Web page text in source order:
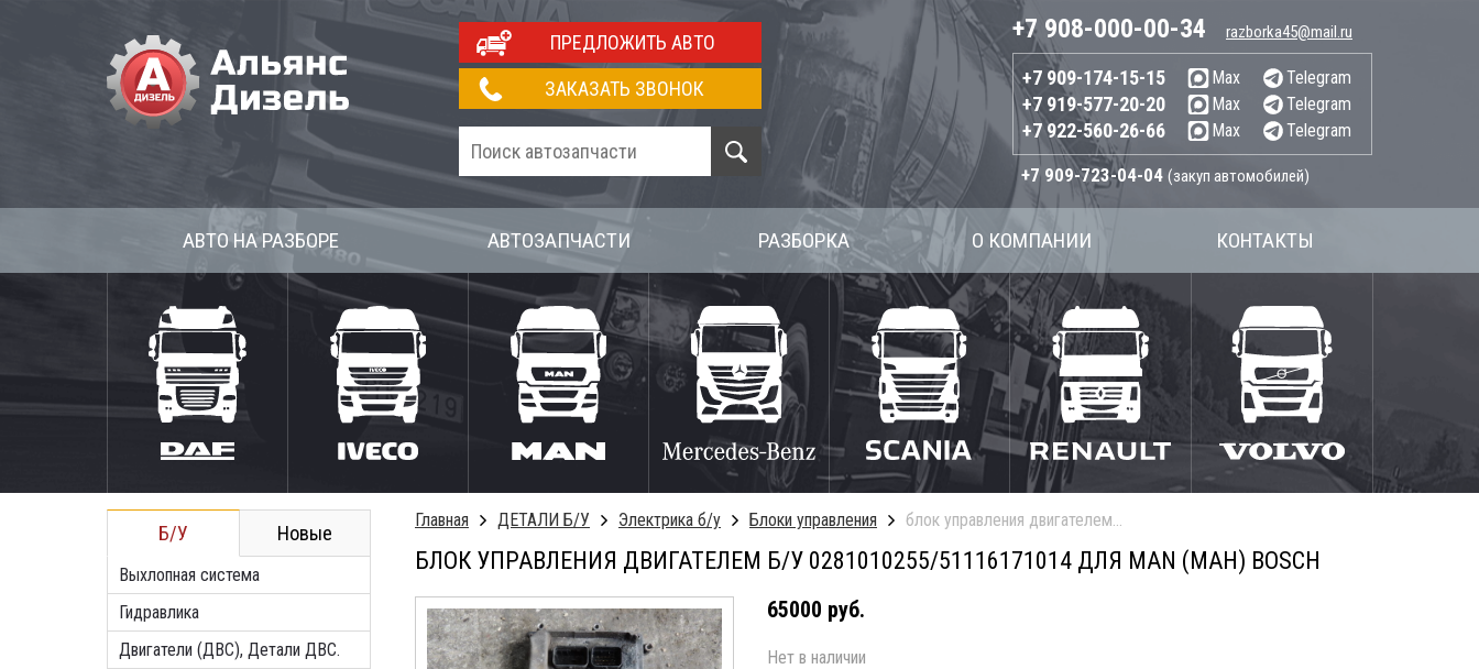
ПРЕДЛОЖИТЬ АВТО
ЗАКАЗАТЬ ЗВОНОК
+7 908-000-00-34 razborka45@mail.ru
+7 909-174-15-15 Max Telegram
+7 919-577-20-20 Max Telegram
+7 922-560-26-66 Max Telegram
+7 909-723-04-04 (закуп автомобилей)
АВТО НА РАЗБОРЕ АВТОЗАПЧАСТИ РАЗБОРКА О КОМПАНИИ КОНТАКТЫ
Б/У Новые
Выхлопная система
Гидравлика
Двигатели (ДВС), Детали ДВС.
Главная ДЕТАЛИ Б/У Электрика б/у Блоки управления блок управления двигателем б/у \ Без пробега по России.
БЛОК УПРАВЛЕНИЯ ДВИГАТЕЛЕМ Б/У 0281010255/51116171014 ДЛЯ MAN (МАН) BOSCH
65000 руб.
Нет в наличии